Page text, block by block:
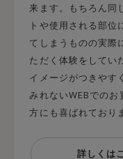
来ます。もちろん同
トや使用される部位
てしまうものの実際
ただく体験をしてい
イメージがつきやす
みれないWEBでのお
方にも喜ばれており